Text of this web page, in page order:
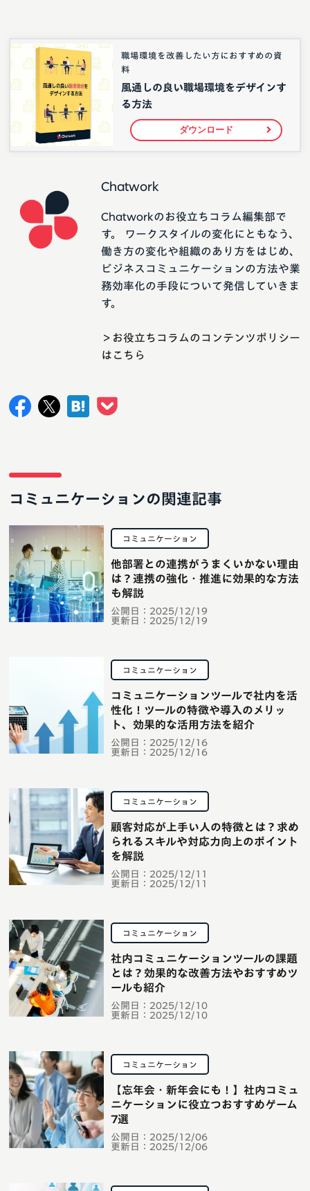
職場環境を改善したい方におすすめの資
料
風通しの良い職場環境をデザインす
る方法
ダウンロード
Chatwork
Chatworkのお役立ちコラム編集部で
す。 ワークスタイルの変化にともなう、
働き方の変化や組織のあり方をはじめ、
ビジネスコミュニケーションの方法や業
務効率化の手段について発信していきま
す。
＞お役立ちコラムのコンテンツポリシー
はこちら
コミュニケーションの関連記事
コミュニケーション
公開日： 2025/12/19
更新日： 2025/12/19
他部署との連携がうまくいかない理由
は？連携の強化・推進に効果的な方法
も解説
コミュニケーション
公開日： 2025/12/16
更新日： 2025/12/16
コミュニケーションツールで社内を活
性化！ツールの特徴や導入のメリッ
ト、効果的な活用方法を紹介
コミュニケーション
公開日： 2025/12/11
更新日： 2025/12/11
顧客対応が上手い人の特徴とは？求め
られるスキルや対応力向上のポイント
を解説
コミュニケーション
公開日： 2025/12/10
更新日： 2025/12/10
社内コミュニケーションツールの課題
とは？効果的な改善方法やおすすめツ
ールも紹介
コミュニケーション
公開日： 2025/12/06
更新日： 2025/12/06
【忘年会・新年会にも！】社内コミュ
ニケーションに役立つおすすめゲーム
7選